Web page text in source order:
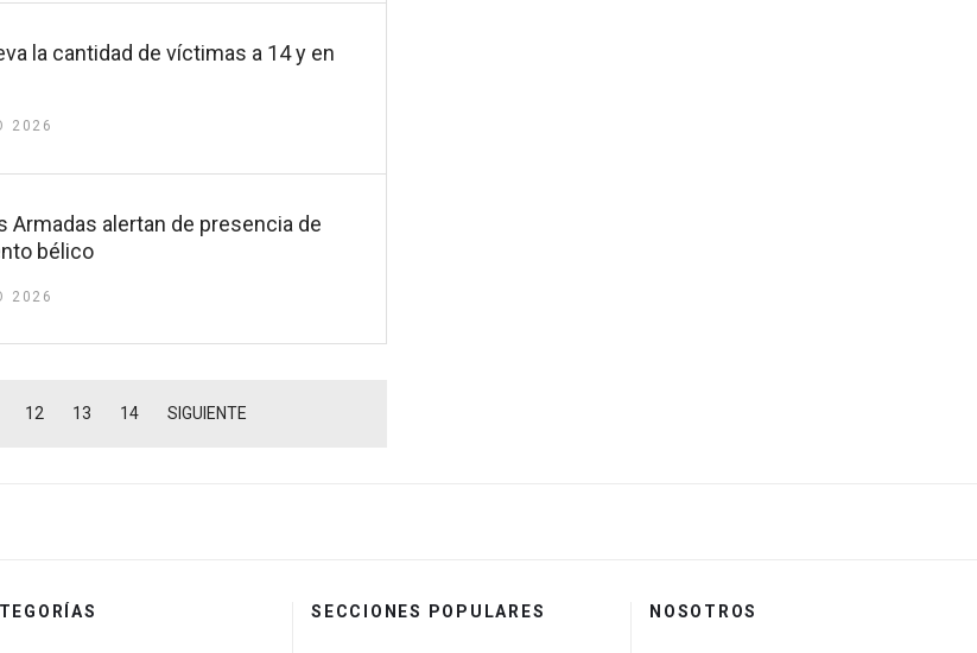
la cantidad de víctimas a 14 y en
2026
Armadas alertan de presencia de
bélico
2026
12 13 14 SIGUIENTE
SECCIONES POPULARES NOSOTROS